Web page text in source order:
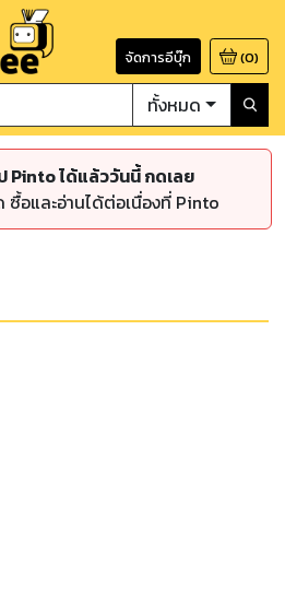
จัดการอีบุ๊ก (0)
ทั้งหมด
Pinto ได้แล้ววันนี้ กดเลย
อและอ่านได้ต่อเนื่องที่ Pinto